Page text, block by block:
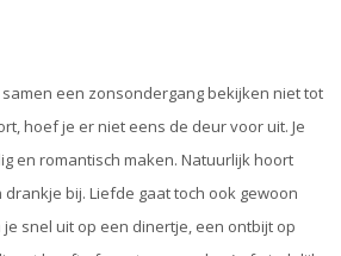
een zonsondergang bekijken niet tot
hoef je er niet eens de deur voor uit. Je
en romantisch maken. Natuurlijk hoort
bij. Liefde gaat toch ook gewoon
je snel uit op een dinertje, een ontbijt op